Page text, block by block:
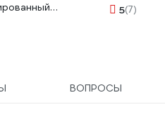
SCS-1300/M-
5(7)
ВОПРОСЫ